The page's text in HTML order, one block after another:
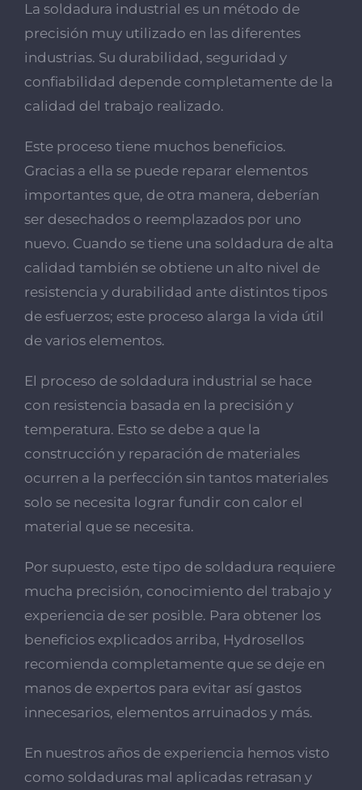
La soldadura industrial es un método de
precisión muy utilizado en las diferentes
industrias. Su durabilidad, seguridad y
confiabilidad depende completamente de la
calidad del trabajo realizado.
Este proceso tiene muchos beneficios.
Gracias a ella se puede reparar elementos
importantes que, de otra manera, deberían
ser desechados o reemplazados por uno
nuevo. Cuando se tiene una soldadura de alta
calidad también se obtiene un alto nivel de
resistencia y durabilidad ante distintos tipos
de esfuerzos; este proceso alarga la vida útil
de varios elementos.
El proceso de soldadura industrial se hace
con resistencia basada en la precisión y
temperatura. Esto se debe a que la
construcción y reparación de materiales
ocurren a la perfección sin tantos materiales
solo se necesita lograr fundir con calor el
material que se necesita.
Por supuesto, este tipo de soldadura requiere
mucha precisión, conocimiento del trabajo y
experiencia de ser posible. Para obtener los
beneficios explicados arriba, Hydrosellos
recomienda completamente que se deje en
manos de expertos para evitar así gastos
innecesarios, elementos arruinados y más.
En nuestros años de experiencia hemos visto
como soldaduras mal aplicadas retrasan y